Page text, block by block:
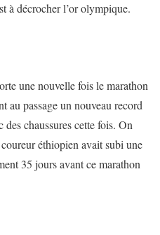
à décrocher l’or olympique.
une nouvelle fois le marathon
au passage un nouveau record
chaussures cette fois. On
éthiopien avait subi une
35 jours avant ce marathon